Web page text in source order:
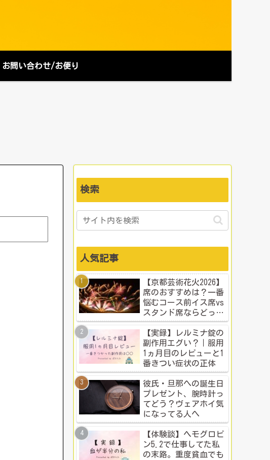
お問い合わせ/お便り
検索
人気記事
【京都芸術花火2026】
席のおすすめは？一番
悩むコース前イス席vs
スタンド席ならどっ
ち？本音比較！
【実録】レルミナ錠の
副作用エグい？｜服用
1ヵ月目のレビューと1
番きつい症状の正体
彼氏・旦那への誕生日
プレゼント、腕時計っ
てどう？ヴェアホイ気
になってる人へ
【体験談】ヘモグロビ
ン5.2で仕事してた私
の末路。重度貧血でも